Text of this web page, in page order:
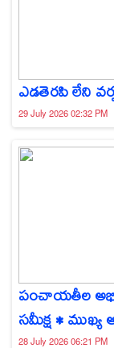
ఎడతెరపి లేని
29 July 2026 02:32 PM
పంచాయతీల
సమీక్ష • ముఖ్య
28 July 2026 06:21 PM